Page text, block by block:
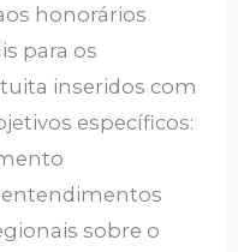
honorários
para os
inseridos com
específicos:
entendimentos
sobre o